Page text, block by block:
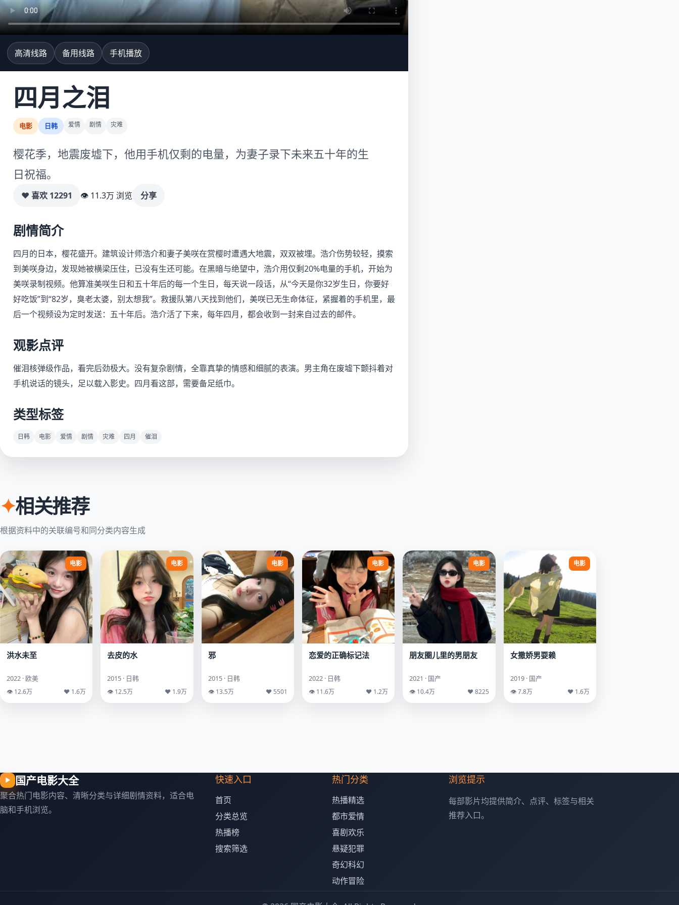
高清线路 备用线路 手机播放
四月之泪
电影 日韩 爱情 剧情 灾难
樱花季，地震废墟下，他用手机仅剩的电量，为妻子录下未来五十年的生
日祝福。
♥ 喜欢12291 👁 11.3万 浏览 分享
剧情简介
四月的日本，樱花盛开。建筑设计师浩介和妻子美咲在赏樱时遭遇大地震，双双被埋。浩介伤势较轻，摸索
到美咲身边，发现她被横梁压住，已没有生还可能。在黑暗与绝望中，浩介用仅剩20%电量的手机，开始为
美咲录制视频。他算准美咲生日和五十年后的每一个生日，每天说一段话，从“今天是你32岁生日，你要好
好吃饭”到“82岁，臭老太婆，别太想我”。救援队第八天找到他们，美咲已无生命体征，紧握着的手机里，最
后一个视频设为定时发送：五十年后。浩介活了下来，每年四月，都会收到一封来自过去的邮件。
观影点评
催泪核弹级作品，看完后劲极大。没有复杂剧情，全靠真挚的情感和细腻的表演。男主角在废墟下颤抖着对
手机说话的镜头，足以载入影史。四月看这部，需要备足纸巾。
类型标签
日韩 电影 爱情 剧情 灾难 四月 催泪
✦相关推荐
根据资料中的关联编号和同分类内容生成
电影
洪水未至
2022 · 欧美
👁 12.6万 ♥ 1.6万
电影
去皮的水
2015 · 日韩
👁 12.5万 ♥ 1.9万
电影
邪
2015 · 日韩
👁 13.5万 ♥ 5501
电影
恋爱的正确标记法
2022 · 日韩
👁 11.6万 ♥ 1.2万
电影
朋友圈儿里的男朋友
2021 · 国产
👁 10.4万 ♥ 8225
电影
女撒娇男耍赖
2019 · 国产
👁 7.8万 ♥ 1.6万
▶ 国产电影大全
聚合热门电影内容、清晰分类与详细剧情资料，适合电
脑和手机浏览。
快速入口
首页
分类总览
热播榜
搜索筛选
热门分类
热播精选
都市爱情
喜剧欢乐
悬疑犯罪
奇幻科幻
动作冒险
浏览提示
每部影片均提供简介、点评、标签与相关
推荐入口。